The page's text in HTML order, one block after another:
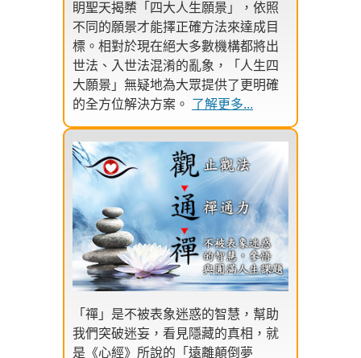
眀聖天揭櫫「四大人生願景」，依照
不同的願景才能擇正確方法來達成目
標。相對於現在絕大多數機構都將出
世法、入世法混淆的亂象，「人生四
大願景」無疑地為大眾提供了更明確
的全方位解決方案。
了解更多...
「禪」是不被表象迷惑的智慧，幫助
我們突破迷妄，看見隱藏的真相，就
是《心經》所說的「遠離顛倒夢